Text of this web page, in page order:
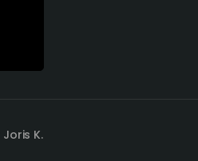
Joris K.